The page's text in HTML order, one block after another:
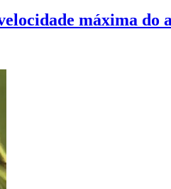
máxima do